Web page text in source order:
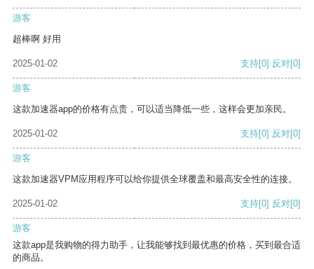
游客
超棒啊 好用
2025-01-02 支持[0] 反对[0]
游客
这款加速器app的价格有点贵，可以适当降低一些，这样会更加亲民。
2025-01-02 支持[0] 反对[0]
游客
这款加速器VPM应用程序可以给你提供全球覆盖和最高安全性的连接。
2025-01-02 支持[0] 反对[0]
游客
这款app是我购物的得力助手，让我能够找到最优惠的价格，买到最合适
的商品。